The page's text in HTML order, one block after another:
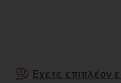
Έχετε επιπλέον